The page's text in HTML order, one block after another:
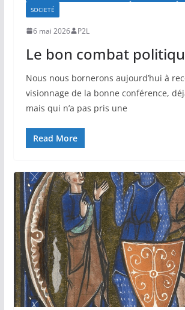
SOCIETÉ
6 mai 2026 P2L
Le bon combat
Nous nous bornerons aujourd’hui à
visionnage de la bonne conférence,
mais qui n’a pas pris une
Read More